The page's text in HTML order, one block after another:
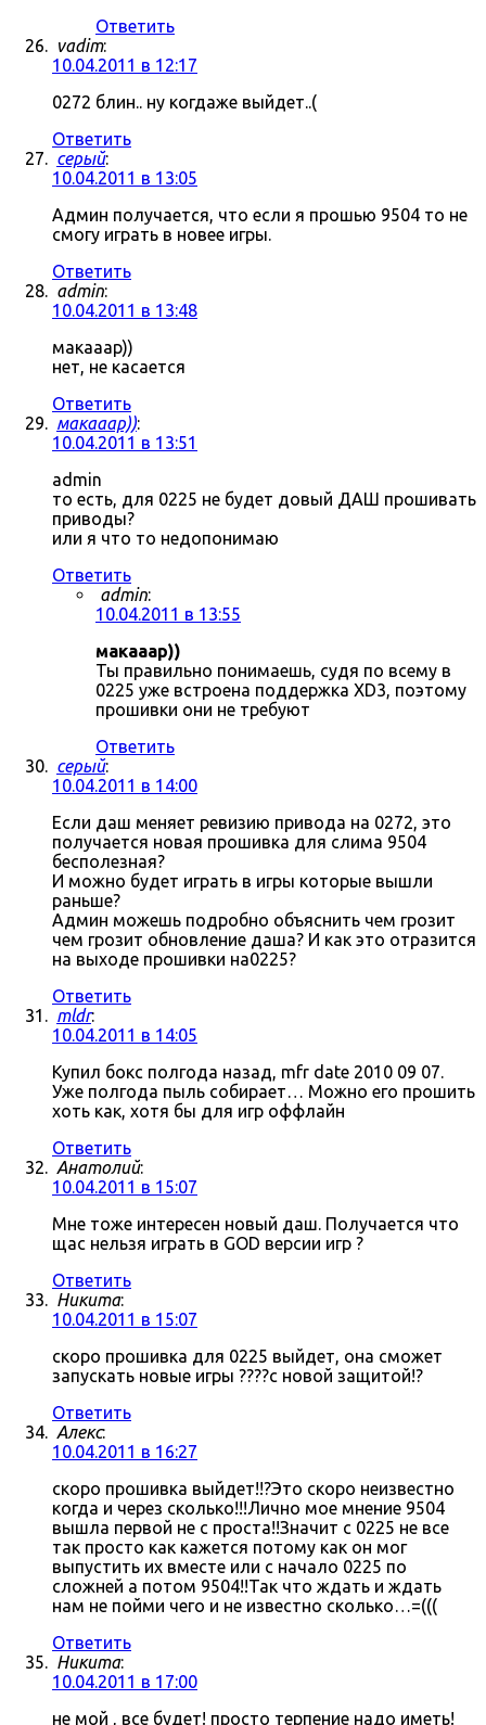
Ответить
vadim:
10.04.2011 в 12:17
0272 блин.. ну когдаже выйдет..(
Ответить
серый:
10.04.2011 в 13:05
Админ получается, что если я прошью 9504 то не
смогу играть в новее игры.
Ответить
admin:
10.04.2011 в 13:48
макааар))
нет, не касается
Ответить
макааар)):
10.04.2011 в 13:51
admin
то есть, для 0225 не будет довый ДАШ прошивать
приводы?
или я что то недопонимаю
Ответить
admin:
10.04.2011 в 13:55
макааар))
Ты правильно понимаешь, судя по всему в
0225 уже встроена поддержка XD3, поэтому
прошивки они не требуют
Ответить
серый:
10.04.2011 в 14:00
Если даш меняет ревизию привода на 0272, это
получается новая прошивка для слима 9504
бесполезная?
И можно будет играть в игры которые вышли
раньше?
Админ можешь подробно объяснить чем грозит
чем грозит обновление даша? И как это отразится
на выходе прошивки на0225?
Ответить
mldr:
10.04.2011 в 14:05
Купил бокс полгода назад, mfr date 2010 09 07.
Уже полгода пыль собирает… Можно его прошить
хоть как, хотя бы для игр оффлайн
Ответить
Анатолий:
10.04.2011 в 15:07
Мне тоже интересен новый даш. Получается что
щас нельзя играть в GOD версии игр ?
Ответить
Никита:
10.04.2011 в 15:07
скоро прошивка для 0225 выйдет, она сможет
запускать новые игры ????с новой защитой!?
Ответить
Алекс:
10.04.2011 в 16:27
скоро прошивка выйдет!!?Это скоро неизвестно
когда и через сколько!!!Лично мое мнение 9504
вышла первой не с проста!!Значит с 0225 не все
так просто как кажется потому как он мог
выпустить их вместе или с начало 0225 по
сложней а потом 9504!!Так что ждать и ждать
нам не пойми чего и не известно сколько…=(((
Ответить
Никита:
10.04.2011 в 17:00
не мой , все будет! просто терпение надо иметь!